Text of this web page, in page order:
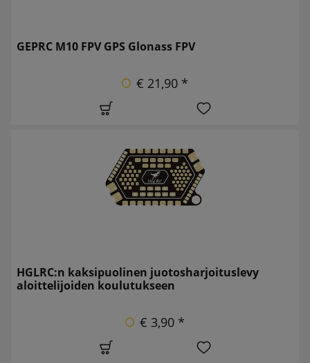
GEPRC M10 FPV GPS Glonass FPV
€ 21,90 *
HGLRC:n kaksipuolinen juotosharjoituslevy
aloittelijoiden koulutukseen
€ 3,90 *